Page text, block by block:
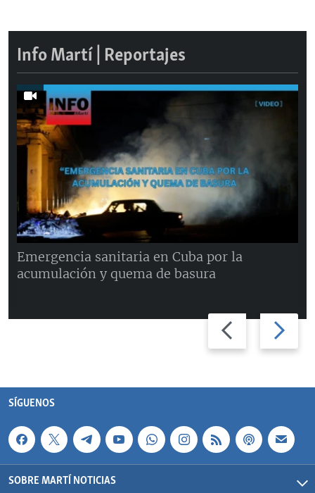
Info Martí | Reportajes
Previous
slide
Next
slide
Emergencia sanitaria en Cuba por la
acumulación y quema de basura
SÍGUENOS
SOBRE MARTÍ NOTICIAS